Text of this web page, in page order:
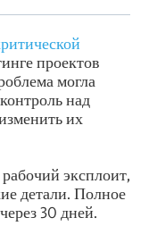
проектов
могла
над
их
эксплоит,
детали. Полное
30 дней.